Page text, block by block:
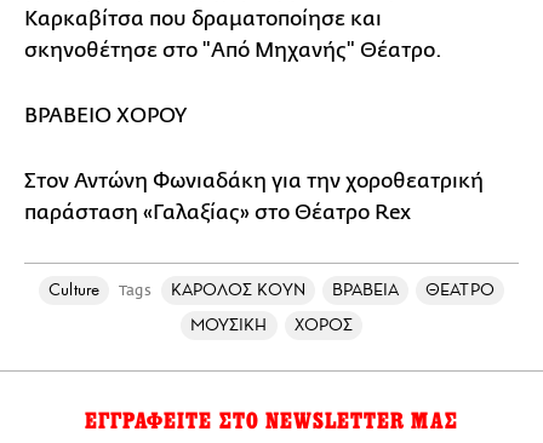
Καρκαβίτσα που δραματοποίησε και
σκηνοθέτησε στο "Από Μηχανής" Θέατρο.
ΒΡΑΒΕΙΟ ΧΟΡΟΥ
Στον Αντώνη Φωνιαδάκη για την χοροθεατρική
παράσταση «Γαλαξίας» στο Θέατρο Rex
Culture Tags ΚΑΡΟΛΟΣ ΚΟΥΝ ΒΡΑΒΕΙΑ
ΘΕΑΤΡΟ
ΜΟΥΣΙΚΗ
ΧΟΡΟΣ
ΕΓΓΡΑΦΕΙΤΕ ΣΤΟ NEWSLETTER ΜΑΣ